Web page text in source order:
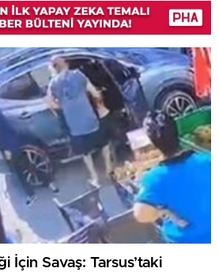
İçin Savaş: Tarsus’taki